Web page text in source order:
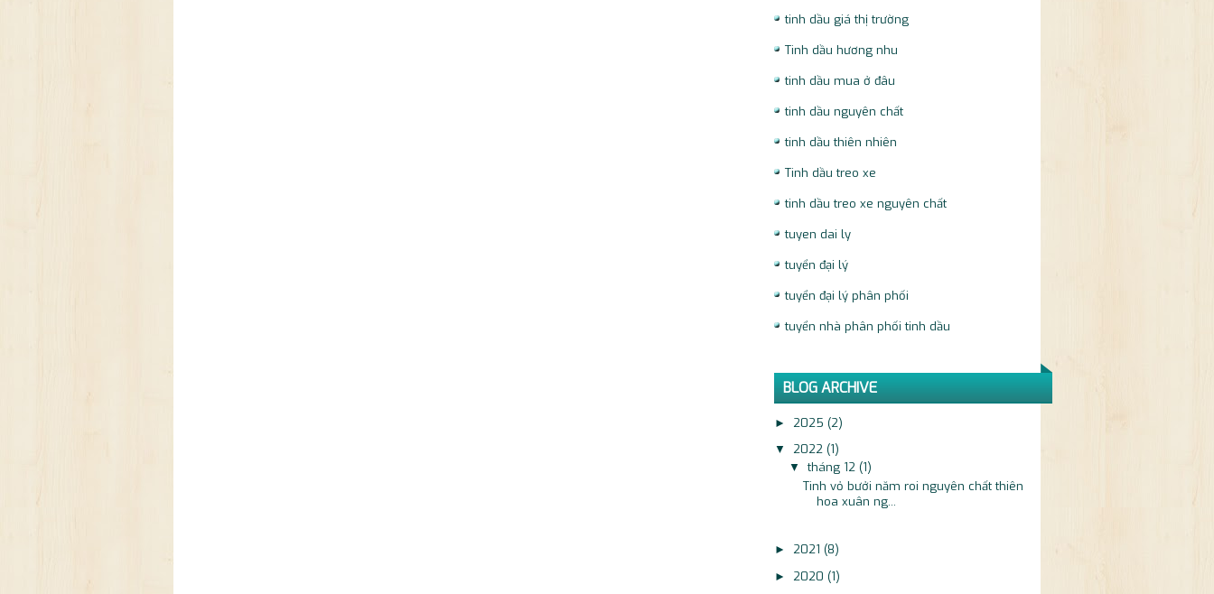
tinh dầu giá thị trường
Tinh dầu hương nhu
tinh dầu mua ở đâu
tinh dầu nguyên chất
tinh dầu thiên nhiên
Tinh dầu treo xe
tinh dầu treo xe nguyên chất
tuyen dai ly
tuyển đại lý
tuyển đại lý phân phối
tuyển nhà phân phối tinh dầu
BLOG ARCHIVE
► 2025 (2)
▼ 2022 (1)
▼ tháng 12 (1)
Tinh vỏ bưởi năm roi nguyên chất thiên
hoa xuân ng...
► 2021 (8)
► 2020 (1)